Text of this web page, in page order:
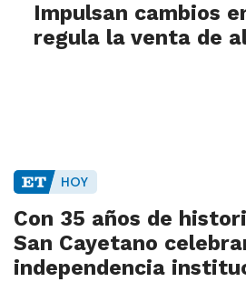
Impulsan cambios
regula la venta de
HOY
Con 35 años de
San Cayetano
independencia